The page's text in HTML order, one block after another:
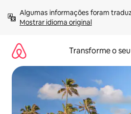
para
Mostrar idioma original
Transforme o